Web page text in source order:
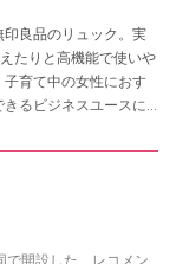
良品のリュック。実
たりと高機能で使いや
育て中の女性におす
るビジネスユースに
みてくださいね。
開設した、レコメン